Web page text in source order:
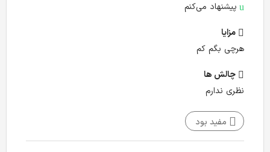
پیشنهاد می‌کنم
مزایا
هرچی بگم کم
چالش‌ ها
نظری ندارم
مفید بود